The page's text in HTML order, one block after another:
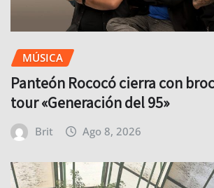
MÚSICA
Panteón Rococó cierra con
tour «Generación del 95»
Brit Ago 8, 2026